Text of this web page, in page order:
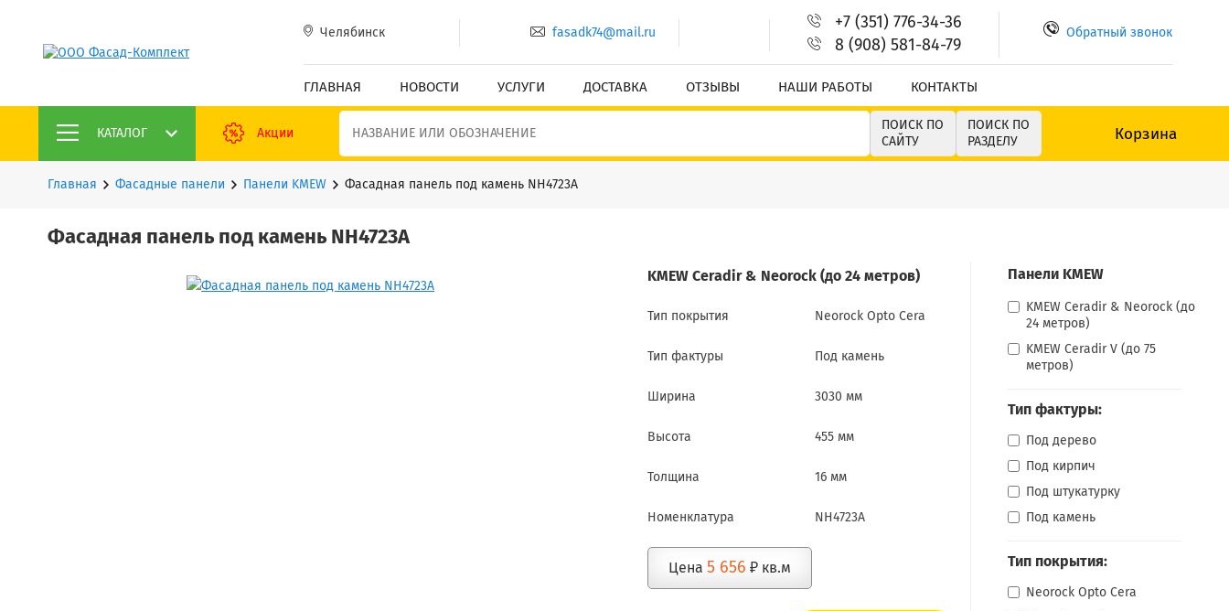
Челябинск fasadk74@mail.ru
+7 (351) 776-34-36
8 (908) 581-84-79
Обратный звонок
ГЛАВНАЯ НОВОСТИ УСЛУГИ ДОСТАВКА ОТЗЫВЫ НАШИ РАБОТЫ КОНТАКТЫ
КАТАЛОГ Акции
ПОИСК ПО
САЙТУ
ПОИСК ПО
РАЗДЕЛУ
Корзина
Главная Фасадные панели Панели KMEW Фасадная панель под камень NH4723A
Фасадная панель под камень NH4723A
KMEW Ceradir & Neorock (до 24 метров)
Тип покрытия Neorock Opto Cera
Тип фактуры Под камень
Ширина 3030 мм
Высота 455 мм
Толщина 16 мм
Номенклатура NH4723A
Цена 5 656 ₽ кв.м
Панели KMEW
KMEW Ceradir & Neorock (до
24 метров)
KMEW Ceradir V (до 75
метров)
Тип фактуры:
Под дерево
Под кирпич
Под штукатурку
Под камень
Тип покрытия:
Neorock Opto Cera